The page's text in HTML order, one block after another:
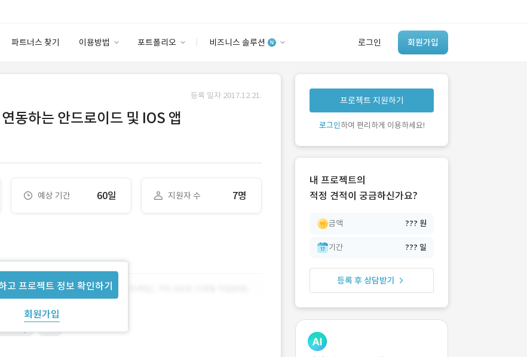
파트너스 찾기 이용방법 포트폴리오 비즈니스 솔루션 로그인 회원가입
이용요금
고객센터
안심 코드 케어
유사사례 검색 AI
‘이런 거’ 만들어본
개발 회사 있어?
등록 일자 2017.12.21.
동하는 안드로이드 및 IOS 앱
예상 기간 60일 지원자 수 7명
고 프로젝트 정보 확인하기
회원가입
프로젝트 지원하기
로그인하여 편리하게 이용하세요!
내 프로젝트의
적정 견적이 궁금하신가요?
금액 ??? 원
기간 ??? 일
등록 후 상담받기